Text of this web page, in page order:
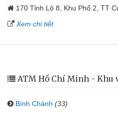
170 Tỉnh Lộ 8, Khu Phố 2, TT
Xem chi tiết
ATM Hồ Chí Minh - Khu
Bình Chánh (33)